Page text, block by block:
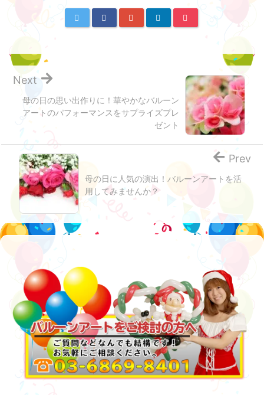
母の日の思い出作りに！華やかなバルーン
アートのパフォーマンスをサプライズプレ
ゼント
Next
母の日に人気の演出！バルーンアートを活
用してみませんか？
Prev